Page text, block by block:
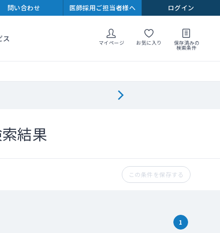
問い合わせ 医師採用ご担当者様へ ログイン
ス マイページ お気に入り 保存済みの
検索条件
結果
この条件を保存する
1